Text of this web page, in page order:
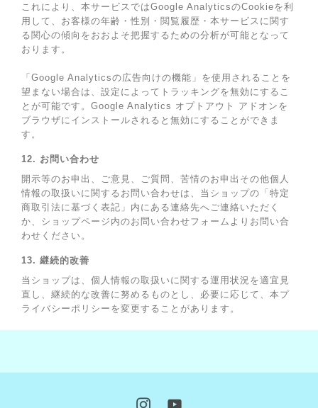
これにより、本サービスではGoogle AnalyticsのCookieを利
用して、お客様の年齢・性別・閲覧履歴・本サービスに関す
る関心の傾向をおおよそ把握するための分析が可能となって
おります。
「Google Analyticsの広告向けの機能」を使用されることを
望まない場合は、設定によってトラッキングを無効にするこ
とが可能です。Google Analytics オプトアウト アドオンを
ブラウザにインストールされると無効にすることができま
す。
12. お問い合わせ
開示等のお申出、ご意見、ご質問、苦情のお申出その他個人
情報の取扱いに関するお問い合わせは、当ショップの「特定
商取引法に基づく表記」内にある連絡先へご連絡いただく
か、ショップページ内のお問い合わせフォームよりお問い合
わせください。
13. 継続的改善
当ショップは、個人情報の取扱いに関する運用状況を適宜見
直し、継続的な改善に努めるものとし、必要に応じて、本プ
ライバシーポリシーを変更することがあります。